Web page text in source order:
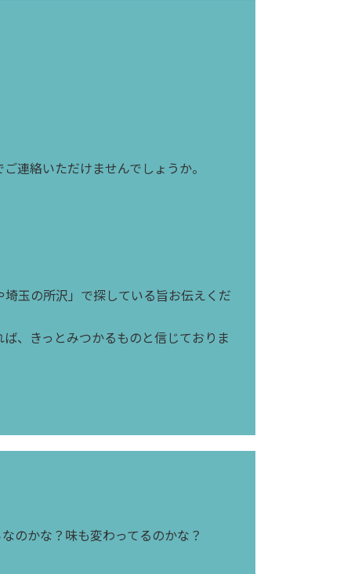
連絡いただけませんでしょうか。
玉の所沢」で探している旨お伝えくだ
、きっとみつかるものと信じておりま
のかな？味も変わってるのかな？